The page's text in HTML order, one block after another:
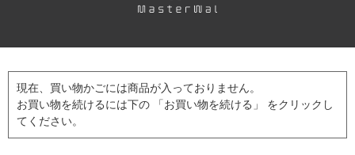
現在、買い物かごには商品が入っておりません。
お買い物を続けるには下の 「お買い物を続ける」 をクリックし
てください。